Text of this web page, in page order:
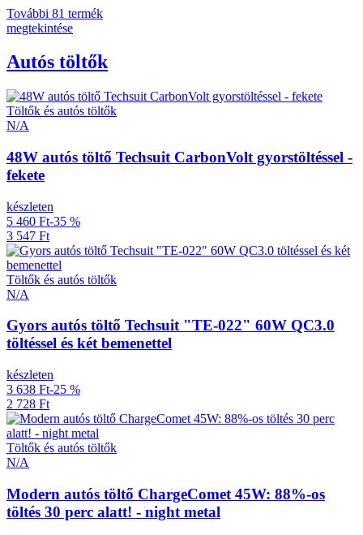
További 81 termék
megtekintése
Autós töltők
Töltők és autós töltők
N/A
48W autós töltő Techsuit CarbonVolt gyorstöltéssel -
fekete
készleten
5 460 Ft-35 %
3 547 Ft
Töltők és autós töltők
N/A
Gyors autós töltő Techsuit "TE-022" 60W QC3.0
töltéssel és két bemenettel
készleten
3 638 Ft-25 %
2 728 Ft
Töltők és autós töltők
N/A
Modern autós töltő ChargeComet 45W: 88%-os
töltés 30 perc alatt! - night metal